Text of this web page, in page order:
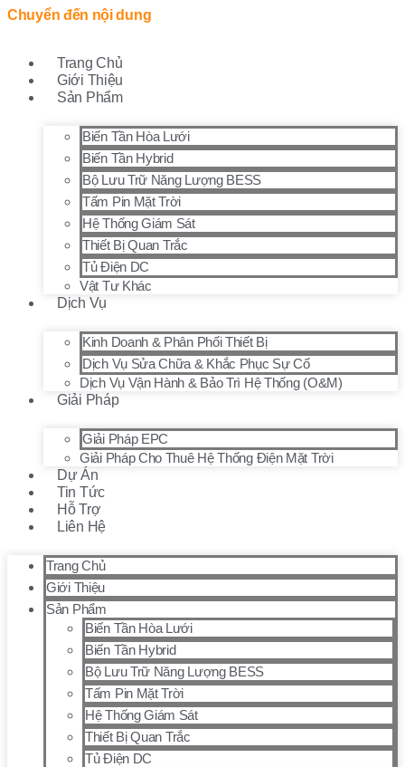
Chuyển đến nội dung
Trang Chủ
Giới Thiệu
Sản Phẩm
Biến Tần Hòa Lưới
Biến Tần Hybrid
Bộ Lưu Trữ Năng Lượng BESS
Tấm Pin Mặt Trời
Hệ Thống Giám Sát
Thiết Bị Quan Trắc
Tủ Điện DC
Vật Tư Khác
Dịch Vụ
Kinh Doanh & Phân Phối Thiết Bị
Dịch Vụ Sửa Chữa & Khắc Phục Sự Cố
Dịch Vụ Vận Hành & Bảo Trì Hệ Thống (O&M)
Giải Pháp
Giải Pháp EPC
Giải Pháp Cho Thuê Hệ Thống Điện Mặt Trời
Dự Án
Tin Tức
Hỗ Trợ
Liên Hệ
Trang Chủ
Giới Thiệu
Sản Phẩm
Biến Tần Hòa Lưới
Biến Tần Hybrid
Bộ Lưu Trữ Năng Lượng BESS
Tấm Pin Mặt Trời
Hệ Thống Giám Sát
Thiết Bị Quan Trắc
Tủ Điện DC